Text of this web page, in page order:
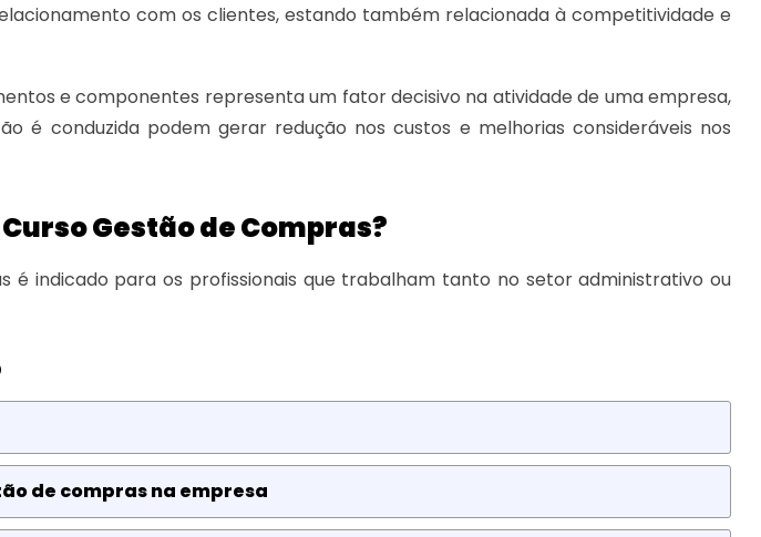
com os clientes, estando também relacionada à competitividade e
e componentes representa um fator decisivo na atividade de uma empresa,
é conduzida podem gerar redução nos custos e melhorias consideráveis nos
Gestão de Compras?
é indicado para os profissionais que trabalham tanto no setor administrativo ou
de compras na empresa